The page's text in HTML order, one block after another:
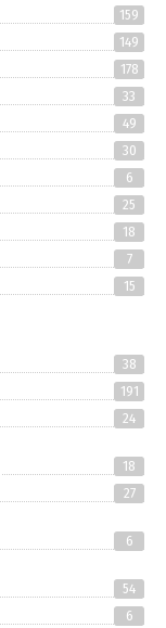
159
149
178
33
49
30
6
25
18
7
15
38
191
24
18
27
6
54
6